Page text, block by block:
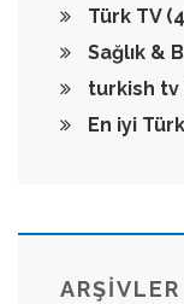
Türk TV
Sağlık &
turkish tv
En iyi
ARŞİVLER